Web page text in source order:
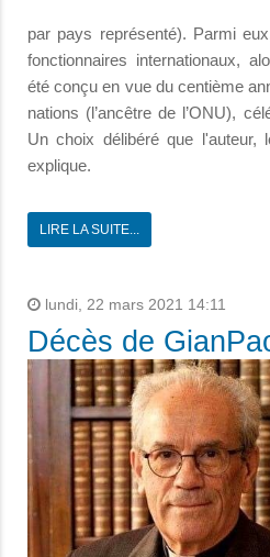
par pays représenté). Parmi
fonctionnaires internationaux,
été conçu en vue du centième
nations (l’ancêtre de l’ONU),
Un choix délibéré que l'auteur,
explique.
LIRE LA SUITE...
lundi, 22 mars 2021 14:11
Décès de